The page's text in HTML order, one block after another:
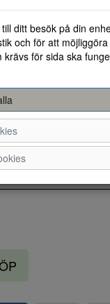
42
ditt besök på din
och för att
för sida ska